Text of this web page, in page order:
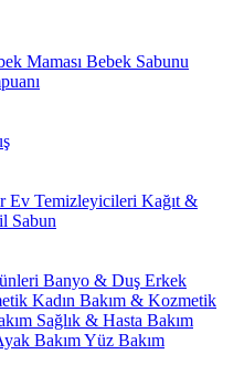
Maması Bebek Sabunu
Ev Temizleyicileri Kağıt &
Sabun
Banyo & Duş Erkek
Kadın Bakım & Kozmetik
Sağlık & Hasta Bakım
BakımYüz Bakım